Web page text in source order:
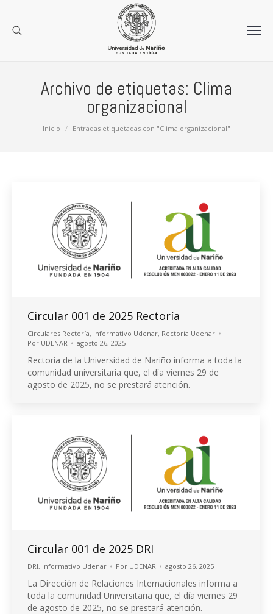
Archivo de etiquetas: Clima
organizacional
Estás aquí:
Inicio Entradas etiquetadas con "Clima organizacional"
Circular 001 de 2025 Rectoría
Circulares Rectoría, Informativo Udenar, Rectoría Udenar
Por UDENAR agosto 26, 2025
Rectoría de la Universidad de Nariño informa a toda la
comunidad universitaria que, el día viernes 29 de
agosto de 2025, no se prestará atención.
Circular 001 de 2025 DRI
DRI, Informativo Udenar Por UDENAR agosto 26, 2025
La Dirección de Relaciones Internacionales informa a
toda la comunidad Universitaria que, el día viernes 29
de agosto de 2025, no se prestará atención.